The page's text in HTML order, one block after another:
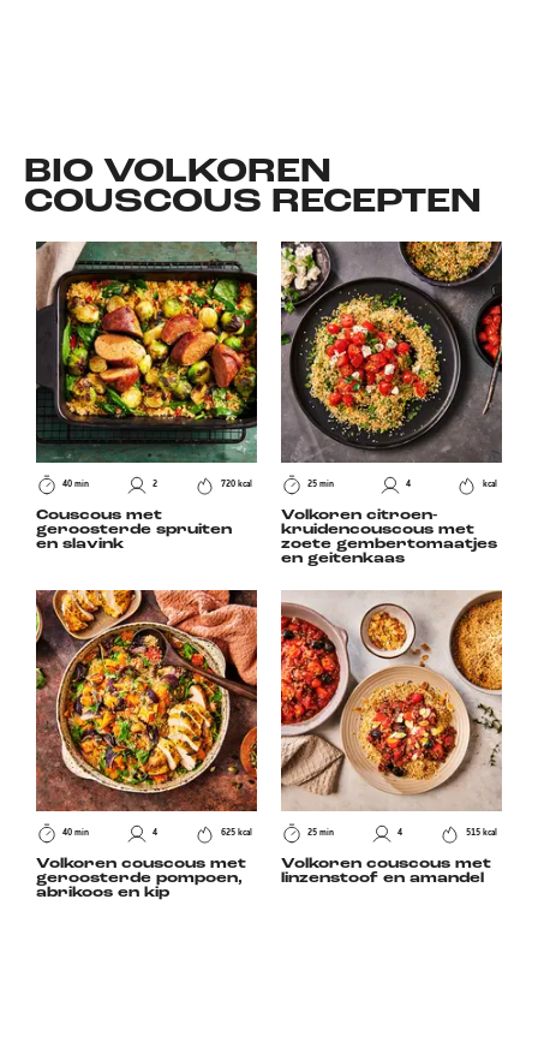
BIO VOLKOREN
COUSCOUS RECEPTEN
40 min 2 720 kcal
Couscous met
geroosterde spruiten
en slavink
25 min 4 kcal
Volkoren citroen-
kruidencouscous met
zoete gembertomaatjes
en geitenkaas
40 min 4 625 kcal
Volkoren couscous met
geroosterde pompoen,
abrikoos en kip
25 min 4 515 kcal
Volkoren couscous met
linzenstoof en amandel